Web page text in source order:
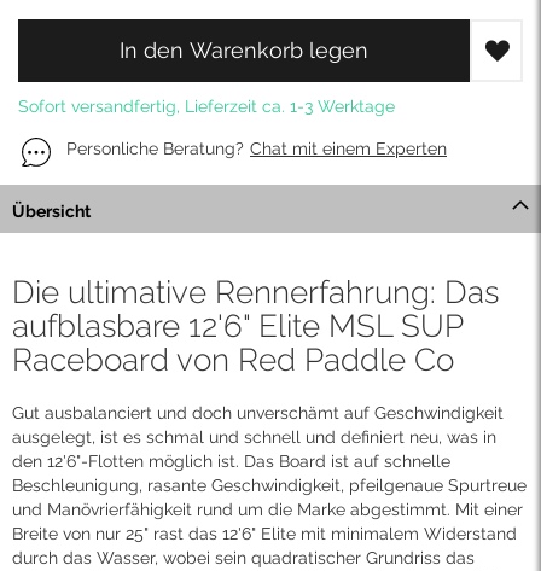
In den Warenkorb legen
Sofort versandfertig, Lieferzeit ca. 1-3 Werktage
Personliche Beratung? Chat mit einem Experten
Übersicht
Die ultimative Rennerfahrung: Das
aufblasbare 12'6" Elite MSL SUP
Raceboard von Red Paddle Co
Gut ausbalanciert und doch unverschämt auf Geschwindigkeit
ausgelegt, ist es schmal und schnell und definiert neu, was in
den 12'6"-Flotten möglich ist. Das Board ist auf schnelle
Beschleunigung, rasante Geschwindigkeit, pfeilgenaue Spurtreue
und Manövrierfähigkeit rund um die Marke abgestimmt. Mit einer
Breite von nur 25" rast das 12'6" Elite mit minimalem Widerstand
durch das Wasser, wobei sein quadratischer Grundriss das